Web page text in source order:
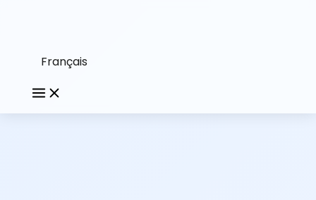
Français